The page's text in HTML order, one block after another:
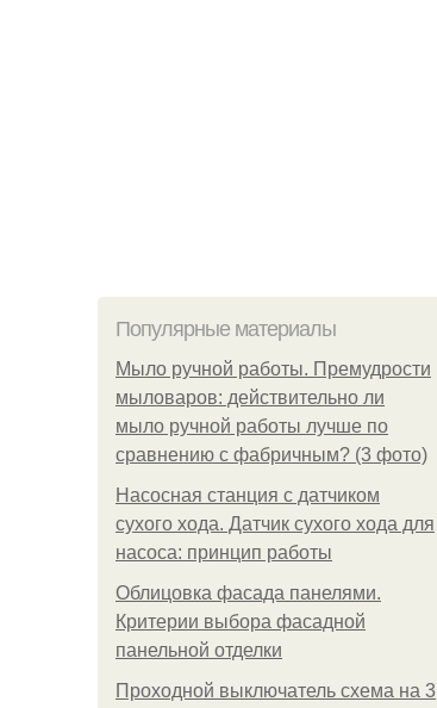
Популярные материалы
Мыло ручной работы. Премудрости
мыловаров: действительно ли
мыло ручной работы лучше по
сравнению с фабричным? (3 фото)
Насосная станция с датчиком
сухого хода. Датчик сухого хода для
насоса: принцип работы
Облицовка фасада панелями.
Критерии выбора фасадной
панельной отделки
Проходной выключатель схема на 3